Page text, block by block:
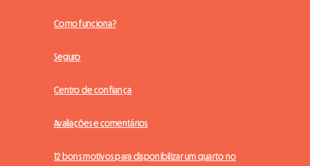
Como funciona?
Seguro
Centro de confiança
Avaliações e comentários
12 bons motivos para disponibilizar um quarto no